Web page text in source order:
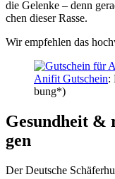
die Gelen­ke – denn
chen die­ser Ras­se.
Wir emp­feh­len das
Ani­fit Gut­schein:
bung*)
Gesund­heit &
gen
Der Deut­sche